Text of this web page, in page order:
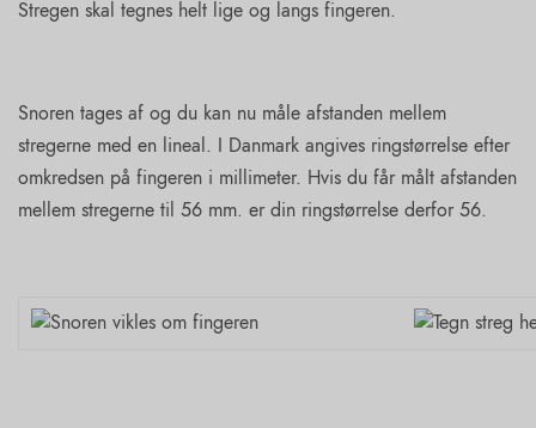
Stregen skal tegnes helt lige og langs fingeren.
Snoren tages af og du kan nu måle afstanden mellem
stregerne med en lineal. I Danmark angives ringstørrelse efter
omkredsen på fingeren i millimeter. Hvis du får målt afstanden
mellem stregerne til 56 mm. er din ringstørrelse derfor 56.